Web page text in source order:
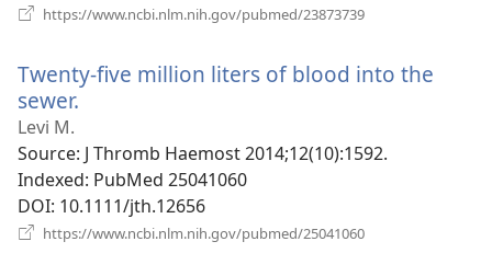
https://www.ncbi.nlm.nih.gov/pubmed/23873739
вікні)
Twenty-five million liters of blood into the
sewer.
новому
вікні)
Levi M.
Source‎: J Thromb Haemost 2014;12(10):1592.
Indexed‎: PubMed 25041060
DOI‎: 10.1111/jth.12656
https://www.ncbi.nlm.nih.gov/pubmed/25041060